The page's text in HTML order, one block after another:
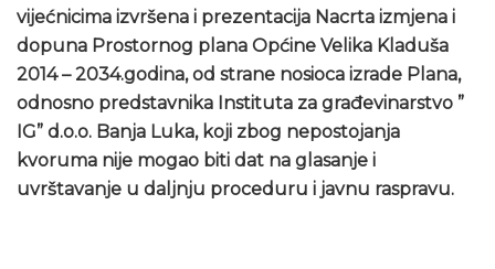
vijećnicima izvršena i prezentacija Nacrta izmjena i
dopuna Prostornog plana Općine Velika Kladuša
2014 – 2034.godina, od strane nosioca izrade Plana,
odnosno predstavnika Instituta za građevinarstvo ”
IG” d.o.o. Banja Luka, koji zbog nepostojanja
kvoruma nije mogao biti dat na glasanje i
uvrštavanje u daljnju proceduru i javnu raspravu.